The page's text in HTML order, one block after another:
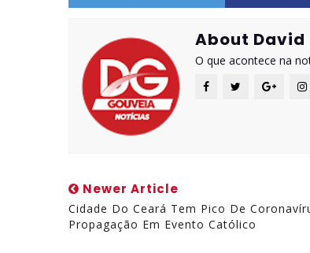
About
O que acontece na
Newer Article
Cidade Do Ceará Tem Pico De
Propagação Em Evento Católico